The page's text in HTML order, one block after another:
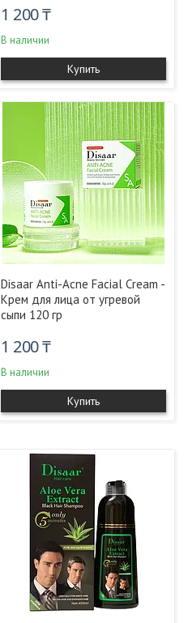
1 200 ₸
В наличии
Купить
Disaar Anti-Acne Facial Cream -
Крем для лица от угревой
сыпи 120 гр
1 200 ₸
В наличии
Купить